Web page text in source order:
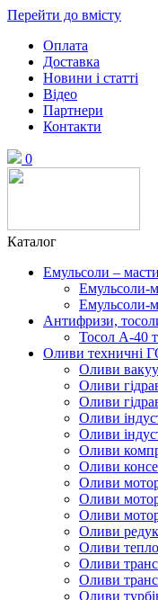
Перейти до вмісту
Оплата
Доставка
Новини і статті
Відео
Партнери
Контакти
0
Каталог
Емульсоли –
Емульсоли-
Емульсоли-
Антифризи,
Тосол А-40
Оливи техничні
Оливи
Оливи
Оливи
Оливи
Оливи
Оливи
Оливи
Оливи
Оливи
Оливи
Оливи
Оливи
Оливи
Оливи
Оливи